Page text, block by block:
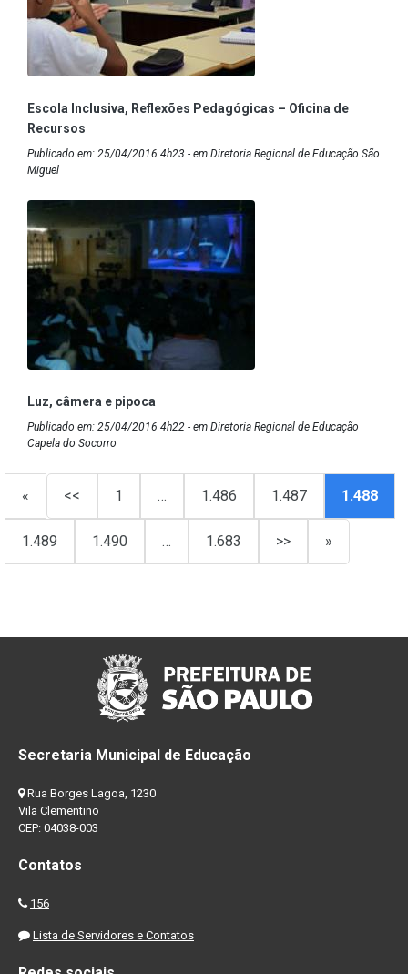
Escola Inclusiva, Reflexões Pedagógicas – Oficina de
Recursos
Publicado em: 25/04/2016 4h23 - em Diretoria Regional de Educação São
Miguel
Luz, câmera e pipoca
Publicado em: 25/04/2016 4h22 - em Diretoria Regional de Educação
Capela do Socorro
« << 1 … 1.486 1.487 1.488
1.489 1.490 … 1.683 >> »
Secretaria Municipal de Educação
Rua Borges Lagoa, 1230
Vila Clementino
CEP: 04038-003
Contatos
156
Lista de Servidores e Contatos